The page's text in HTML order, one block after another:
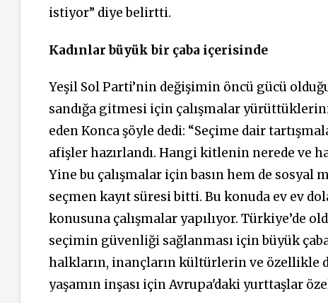
istiyor” diye belirtti.
Kadınlar büyük bir çaba içerisinde
Yeşil Sol Parti’nin değişimin öncü gücü
sandığa gitmesi için çalışmalar
eden Konca şöyle dedi: “Seçime dair
afişler hazırlandı. Hangi kitlenin nerede ve
Yine bu çalışmalar için basın hem de sosyal
seçmen kayıt süresi bitti. Bu konuda ev ev
konusuna çalışmalar yapılıyor. Türkiye’de
seçimin güvenliği sağlanması için büyük
halkların, inançların kültürlerin ve özellikle
yaşamın inşası için Avrupa'daki yurttaşlar